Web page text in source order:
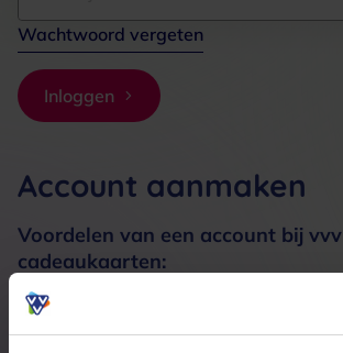
Wachtwoord vergeten
Inloggen
Account aanmaken
Voordelen van een account bij vvv
cadeaukaarten:
Meerdere adressen registreren